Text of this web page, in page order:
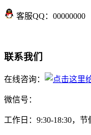
客服QQ：00000000
联系我们
在线咨询：
微信号：
工作日：9:30-18:30，节